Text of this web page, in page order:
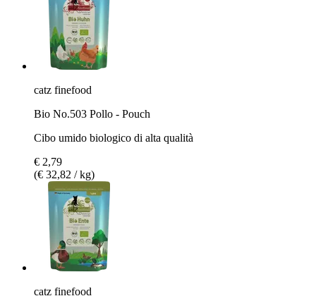
catz finefood
Bio No.503 Pollo - Pouch
Cibo umido biologico di alta qualità
€ 2,79
(€ 32,82 / kg)
catz finefood